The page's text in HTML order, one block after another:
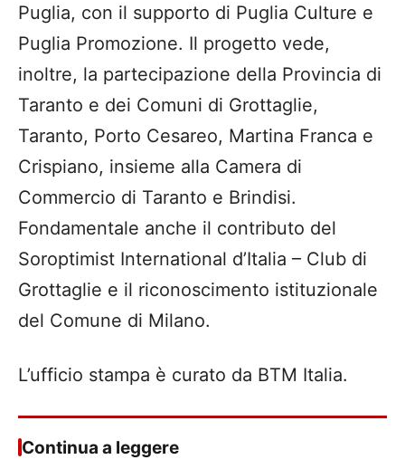
Puglia, con il supporto di Puglia Culture e
Puglia Promozione. Il progetto vede,
inoltre, la partecipazione della Provincia di
Taranto e dei Comuni di Grottaglie,
Taranto, Porto Cesareo, Martina Franca e
Crispiano, insieme alla Camera di
Commercio di Taranto e Brindisi.
Fondamentale anche il contributo del
Soroptimist International d’Italia – Club di
Grottaglie e il riconoscimento istituzionale
del Comune di Milano.
L’ufficio stampa è curato da BTM Italia.
Continua a leggere